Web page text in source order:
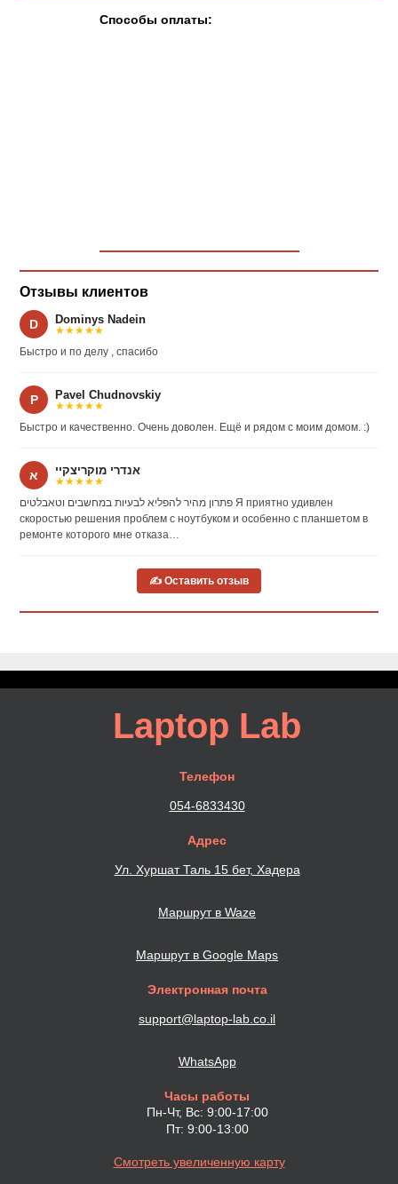
Способы оплаты:
Отзывы клиентов
D Dominys Nadein
★★★★★
Быстро и по делу , спасибо
P Pavel Chudnovskiy
★★★★★
Быстро и качественно. Очень доволен. Ещё и рядом с моим домом. :)
א אנדרי מוקריצקיי
★★★★★
פתרון מהיר להפליא לבעיות במחשבים וטאבלטים Я приятно удивлен
скоростью решения проблем с ноутбуком и особенно с планшетом в
ремонте которого мне отказа…
✍ Оставить отзыв
Laptop Lab
Телефон
054-6833430
Адрес
Ул. Хуршат Таль 15 бет, Хадера
Маршрут в Waze
Маршрут в Google Maps
Электронная почта
support@laptop-lab.co.il
WhatsApp
Часы работы
Пн-Чт, Вс: 9:00-17:00
Пт: 9:00-13:00
Смотреть увеличенную карту